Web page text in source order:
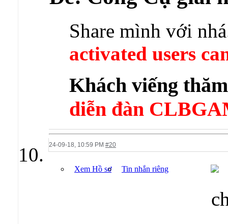
Share mình với
activated users
Khách viếng
diễn đàn
24-09-18, 10:59 PM #20
Xem Hồ sơ Tin nhắn riêng